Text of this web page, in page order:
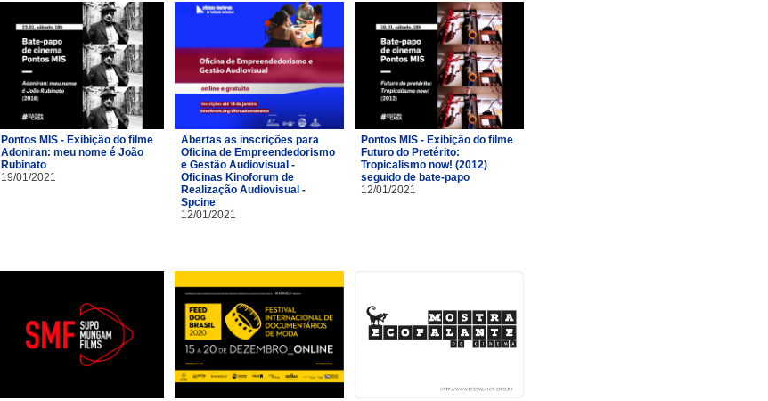
Pontos MIS - Exibição do filme
Adoniran: meu nome é João
Rubinato
19/01/2021
Abertas as inscrições para
Oficina de Empreendedorismo
e Gestão Audiovisual -
Oficinas Kinoforum de
Realização Audiovisual -
Spcine
12/01/2021
Pontos MIS - Exibição do filme
Futuro do Pretérito:
Tropicalismo now! (2012)
seguido de bate-papo
12/01/2021